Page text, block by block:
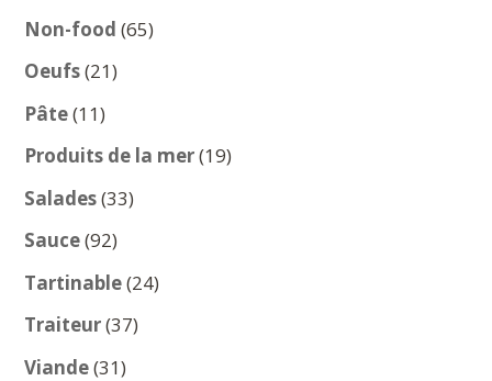
produits
Non-food 6565
Oeufs 2121
Pâte 1111
produits
Produits de la mer 1919
Salades 3333
Sauce 9292
produits
Tartinable 2424
Traiteur 3737
Viande 3131